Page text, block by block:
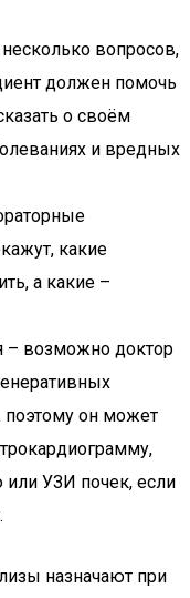
вопросов,
должен помочь
о своём
и вредных
какие
а какие –
– возможно доктор
поэтому он может
или УЗИ почек, если
назначают при